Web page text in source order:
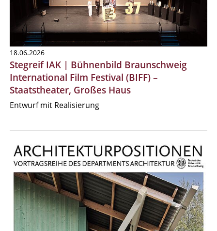
18.06.2026
Stegreif IAK | Bühnenbild Braunschweig
International Film Festival (BIFF) –
Staatstheater, Großes Haus
Entwurf mit Realisierung